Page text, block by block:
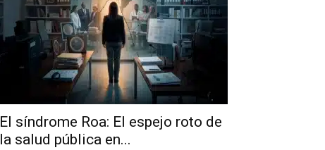
El síndrome Roa: El espejo roto de
la salud pública en...